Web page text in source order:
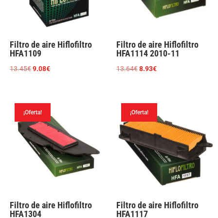
Filtro de aire Hiflofiltro
HFA1109
13.45€El
13.45€.
9.08€El
9.08€.
Filtro de aire Hiflofiltro
HFA1114 2010-11
13.64€El
13.64€.
8.93€El
8.93€.
¡Oferta!
Filtro de aire Hiflofiltro
HFA1304
¡Oferta!
Filtro de aire Hiflofiltro
HFA1117